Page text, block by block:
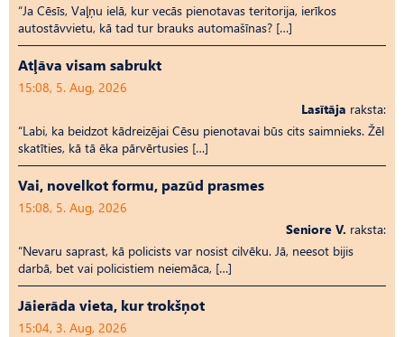
“Ja Cēsīs, Vaļņu ielā, kur vecās pienotavas teritorija, ierīkos
autostāvvietu, kā tad tur brauks automašīnas? […]
Atļāva visam sabrukt
15:08, 5. Aug, 2026
Lasītāja raksta:
“Labi, ka beidzot kādreizējai Cēsu pienotavai būs cits saimnieks. Žēl
skatīties, kā tā ēka pārvērtusies […]
Vai, novelkot formu, pazūd prasmes
15:08, 5. Aug, 2026
Seniore V. raksta:
“Nevaru saprast, kā policists var nosist cilvēku. Jā, neesot bijis
darbā, bet vai policistiem neiemāca, […]
Jāierāda vieta, kur trokšņot
15:04, 3. Aug, 2026